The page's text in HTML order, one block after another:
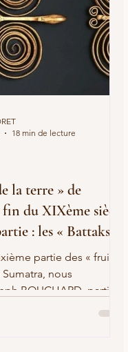
la terre » de
du XIXème siècle
: les « Battaks »)
partie des « fruits
nous
BOUCHARD, parti à
« Battaks » .
18 min de lecture